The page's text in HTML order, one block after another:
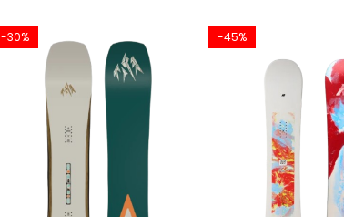
-30% -45%